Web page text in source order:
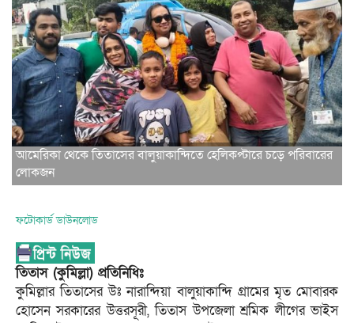
আমেরিকা থেকে তিতাসের বালুয়াকান্দিতে হেলিকপ্টারে চড়ে পরিবারের
লোকজন
ফটোকার্ড ডাউনলোড
তিতাস (কুমিল্লা) প্রতিনিধিঃ
কুমিল্লার তিতাসের উঃ নারান্দিয়া বালুয়াকান্দি গ্রামের মৃত মোবারক
হোসেন সরকারের উত্তরসূরী, তিতাস উপজেলা শ্রমিক লীগের ভাইস